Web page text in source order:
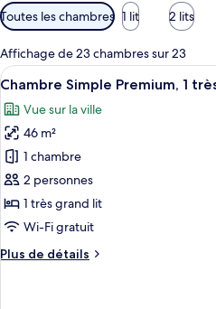
Filtres
disponibles
pour
les
chambres
Toutes les chambres 1 lit 2 lits
Affichage de 23 chambres sur 23
Afficher
toutes
les
photos
pour
ce
type
de
chambre :
Chambre
9
Chambre Simple Premium, 1
Vue sur la ville
46 m²
1 chambre
2 personnes
1 très grand lit
Wi-Fi gratuit
Plus de détails
Plus